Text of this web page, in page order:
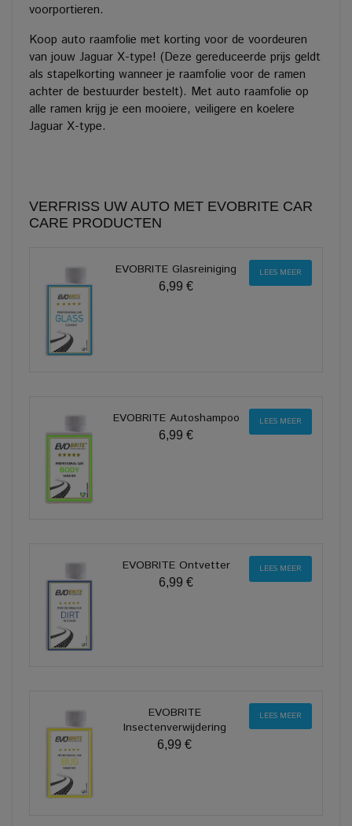
voorportieren.
Koop auto raamfolie met korting voor de voordeuren
van jouw Jaguar X-type! (Deze gereduceerde prijs geldt
als stapelkorting wanneer je raamfolie voor de ramen
achter de bestuurder bestelt). Met auto raamfolie op
alle ramen krijg je een mooiere, veiligere en koelere
Jaguar X-type.
VERFRISS UW AUTO MET EVOBRITE CAR
CARE PRODUCTEN
EVOBRITE Glasreiniging
6,99 €
LEES MEER
EVOBRITE Autoshampoo
6,99 €
LEES MEER
EVOBRITE Ontvetter
6,99 €
LEES MEER
EVOBRITE
Insectenverwijdering
6,99 €
LEES MEER